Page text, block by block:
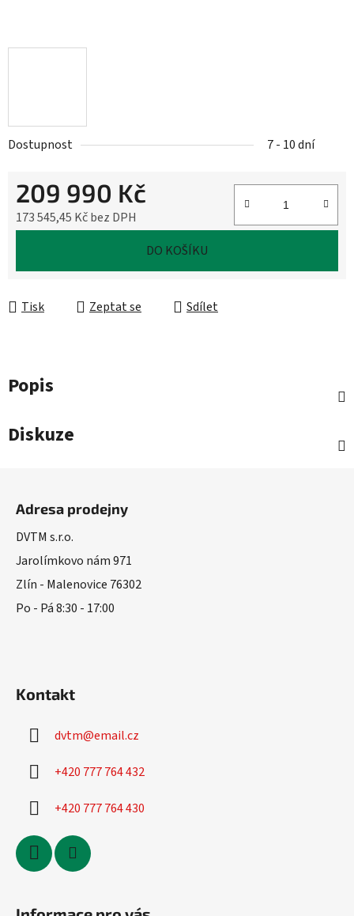
Dostupnost 7 - 10 dní
209 990 Kč
173 545,45 Kč bez DPH
DO KOŠÍKU
Tisk Zeptat se Sdílet
Popis
Diskuze
Adresa prodejny
DVTM s.r.o.
Jarolímkovo nám 971
Zlín - Malenovice 76302
Po - Pá 8:30 - 17:00
Kontakt
dvtm@email.cz
+420 777 764 432
+420 777 764 430